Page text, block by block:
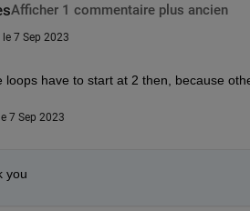
Afficher 1 commentaire plus ancien
le 7 Sep 2023
loops have to start at 2 then, because
le 7 Sep 2023
you